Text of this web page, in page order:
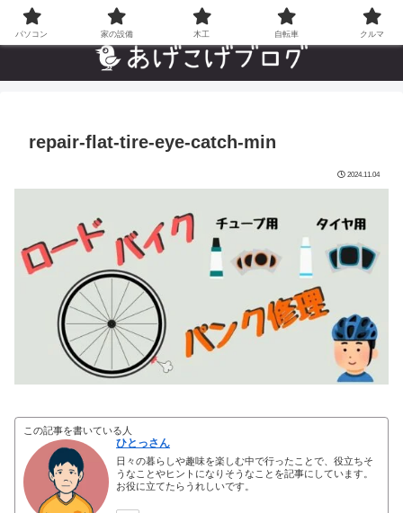
自分でやった”あんなことやこんなこと”の趣味ブログ
repair-flat-tire-eye-catch-min
2024.11.04
この記事を書いている人
ひとっさん
日々の暮らしや趣味を楽しむ中で行ったことで、役立ちそ
うなことやヒントになりそうなことを記事にしています。
お役に立てたらうれしいです。
パソコン 家の設備 木工 自転車 クルマ